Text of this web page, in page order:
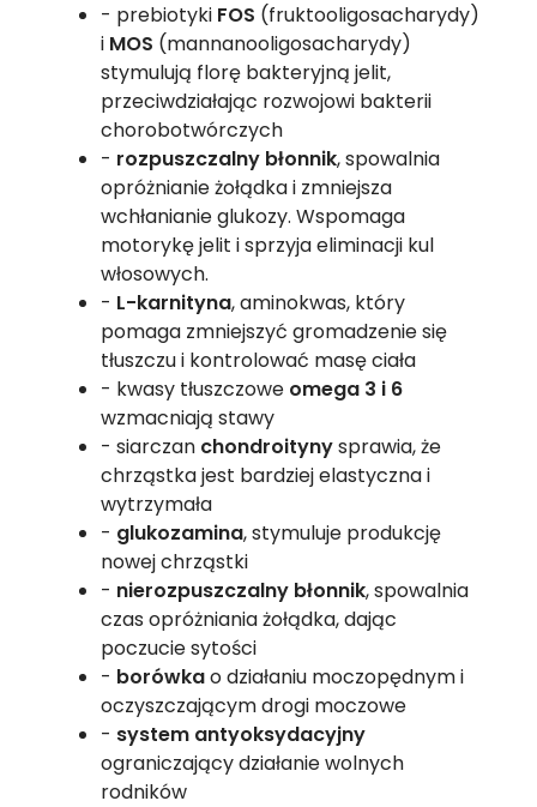
- prebiotyki FOS (fruktooligosacharydy)
i MOS (mannanooligosacharydy)
stymulują florę bakteryjną jelit,
przeciwdziałając rozwojowi bakterii
chorobotwórczych
- rozpuszczalny błonnik, spowalnia
opróżnianie żołądka i zmniejsza
wchłanianie glukozy. Wspomaga
motorykę jelit i sprzyja eliminacji kul
włosowych.
- L-karnityna, aminokwas, który
pomaga zmniejszyć gromadzenie się
tłuszczu i kontrolować masę ciała
- kwasy tłuszczowe omega 3 i 6
wzmacniają stawy
- siarczan chondroitynysprawia, że
chrząstka jest bardziej elastyczna i
wytrzymała
- glukozamina, stymuluje produkcję
nowej chrząstki
- nierozpuszczalny błonnik, spowalnia
czas opróżniania żołądka, dając
poczucie sytości
- borówkao działaniu moczopędnym i
oczyszczającym drogi moczowe
- system antyoksydacyjny
ograniczający działanie wolnych
rodników